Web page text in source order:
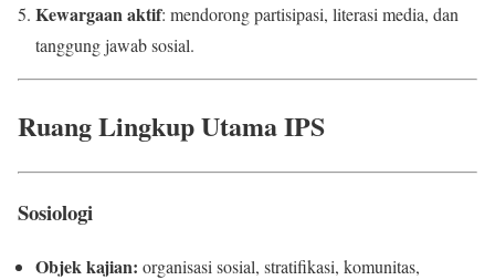
Kewargaan aktif: mendorong partisipasi, literasi media, dan
tanggung jawab sosial.
Ruang Lingkup Utama IPS
Sosiologi
Objek kajian: organisasi sosial, stratifikasi, komunitas,